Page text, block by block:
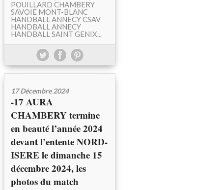
POUILLARD CHAMBERY
SAVOIE MONT-BLANC
HANDBALL ANNECY CSAV
HANDBALL ANNECY
HANDBALL SAINT GENIX...
17 Décembre 2024
-17 AURA
CHAMBERY termine
en beauté l’année 2024
devant l’entente NORD-
ISERE le dimanche 15
décembre 2024, les
photos du match